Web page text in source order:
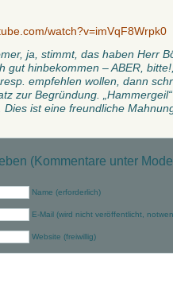
watch?v=imVqF8Wrpk0
ja, stimmt, das haben Herr
gut hinbekommen – ABER,
empfehlen wollen, dann
zur Begründung.
Dies ist eine freundliche
(Kommentare unter
Name (erforderlich)
E-Mail (wird nicht veröffentlicht,
Website (freiwillig)